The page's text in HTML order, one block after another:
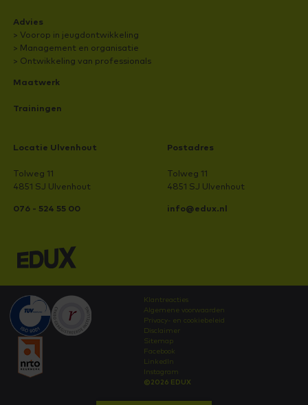
Advies
> Voorop in jeugdontwikkeling
> Management en organisatie
> Ontwikkeling van professionals
Maatwerk
Trainingen
Locatie Ulvenhout
Tolweg 11
4851 SJ Ulvenhout
076 - 524 55 00
Postadres
Tolweg 11
4851 SJ Ulvenhout
info@edux.nl
Klantreacties
Algemene voorwaarden
Privacy- en cookiebeleid
Disclaimer
Sitemap
Facebook
LinkedIn
Instagram
©2026 EDUX